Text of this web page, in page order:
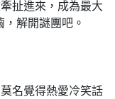
扯進來，成為最大
解開謎團吧。
名覺得熱愛冷笑話